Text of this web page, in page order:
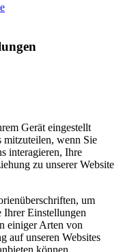
Gerät eingestellt
mitzuteilen, wenn Sie
interagieren, Ihre
zu unserer Website
um
Ihrer Einstellungen
einiger Arten von
auf unseren Websites